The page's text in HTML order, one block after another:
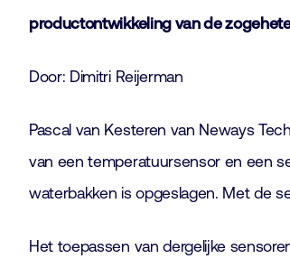
productontwikkeling van de
Door: Dimitri Reijerman
Pascal van Kesteren van Neways
van een temperatuursensor en een
waterbakken is opgeslagen. Met de
Het toepassen van dergelijke